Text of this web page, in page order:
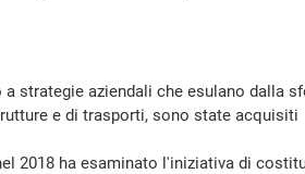
aziendali che esulano dalla
e di trasporti, sono state acquisiti
2018 ha esaminato l'iniziativa di